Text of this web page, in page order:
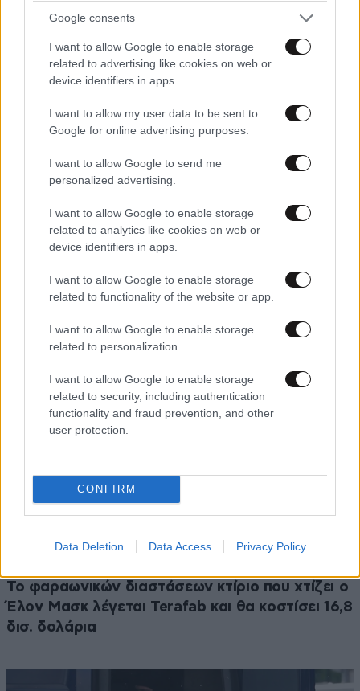
Google consents
I want to allow Google to enable storage
related to advertising like cookies on web or
device identifiers in apps.
I want to allow my user data to be sent to
Google for online advertising purposes.
I want to allow Google to send me
personalized advertising.
I want to allow Google to enable storage
related to analytics like cookies on web or
device identifiers in apps.
I want to allow Google to enable storage
related to functionality of the website or app.
I want to allow Google to enable storage
related to personalization.
I want to allow Google to enable storage
related to security, including authentication
functionality and fraud prevention, and other
user protection.
CONFIRM
Data Deletion Data Access Privacy Policy
Ακυρώνει δύο συμβόλαια ο Λαρεντζάκης και
υπογράφει σε ελληνική ομάδα-έκπληξη!
Το φαραωνικών διαστάσεων κτίριο που χτίζει ο
Έλον Μασκ λέγεται Terafab και θα κοστίσει 16,8
δισ. δολάρια